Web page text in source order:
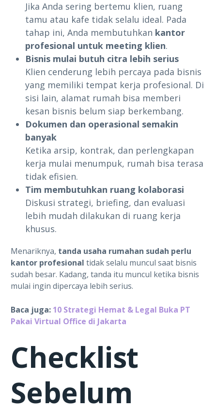
Jika Anda sering bertemu klien, ruang
tamu atau kafe tidak selalu ideal. Pada
tahap ini, Anda membutuhkan kantor
profesional untuk meeting klien.
Bisnis mulai butuh citra lebih serius
Klien cenderung lebih percaya pada bisnis
yang memiliki tempat kerja profesional. Di
sisi lain, alamat rumah bisa memberi
kesan bisnis belum siap berkembang.
Dokumen dan operasional semakin
banyak
Ketika arsip, kontrak, dan perlengkapan
kerja mulai menumpuk, rumah bisa terasa
tidak efisien.
Tim membutuhkan ruang kolaborasi
Diskusi strategi, briefing, dan evaluasi
lebih mudah dilakukan di ruang kerja
khusus.
Menariknya, tanda usaha rumahan sudah perlu
kantor profesional tidak selalu muncul saat bisnis
sudah besar. Kadang, tanda itu muncul ketika bisnis
mulai ingin dipercaya lebih serius.
Baca juga: 10 Strategi Hemat & Legal Buka PT
Pakai Virtual Office di Jakarta
Checklist
Sebelum